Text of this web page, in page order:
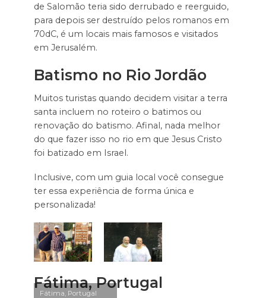
de Salomão teria sido derrubado e reerguido,
para depois ser destruído pelos romanos em
70dC, é um locais mais famosos e visitados
em Jerusalém.
Batismo no Rio Jordão
Muitos turistas quando decidem visitar a terra
santa incluem no roteiro o batimos ou
renovação do batismo. Afinal, nada melhor
do que fazer isso no rio em que Jesus Cristo
foi batizado em Israel.
Inclusive, com um guia local você consegue
ter essa experiência de forma única e
personalizada!
Fátima, Portugal
Fátima, Portugal